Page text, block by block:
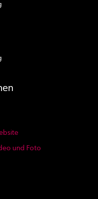
und Foto